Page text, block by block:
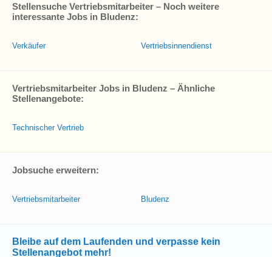
Stellensuche Vertriebsmitarbeiter – Noch weitere
interessante Jobs in Bludenz:
Verkäufer Vertriebsinnendienst
Vertriebsmitarbeiter Jobs in Bludenz – Ähnliche
Stellenangebote:
Technischer Vertrieb
Jobsuche erweitern:
Vertriebsmitarbeiter Bludenz
Bleibe auf dem Laufenden und verpasse kein
Stellenangebot mehr!